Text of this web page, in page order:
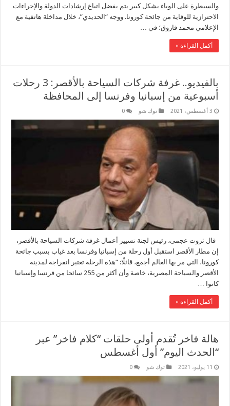
والسيطرة على الوباء بشكل كبير يتم بفضل اتباع إرشادات الدولة والإجراءات
الاحترازية للوقاية من جائحة كورونا. ووجه “الحديدي”، خلال مداخلة هاتفية مع
الإعلامي محمد فاروق؛ في …
أكمل القراءة »
بالفيديو.. غرفة شركات السياحة بالأقصر: 3 رحلات
أسبوعية من إسبانيا وفرنسا إلى المحافظة
3 أغسطس، 2021 توك شو 0
قال ثروت عجمى، رئيس لجنة تسيير أعمال غرفة شركات السياحة بالأقصر،
إن مطار الأقصر استقبل أول رحلة من إسبانيا وفرنسا بعد غياب بسبب جائحة
كورونا، التي مر بها العالم أجمع، قائلًا: “هذه الرحلة تعتبر انفراجة لمدينة
الأقصر والسياحة المصرية، خاصة وأن أكثر من 255 سائحا من فرنسا وإسبانيا
كانوا …
أكمل القراءة »
هالة فاخر تُقدم أولى حلقات “كلام فاخر” عبر
“الحدث اليوم” أول أغسطس
11 يوليو، 2021 توك شو 0